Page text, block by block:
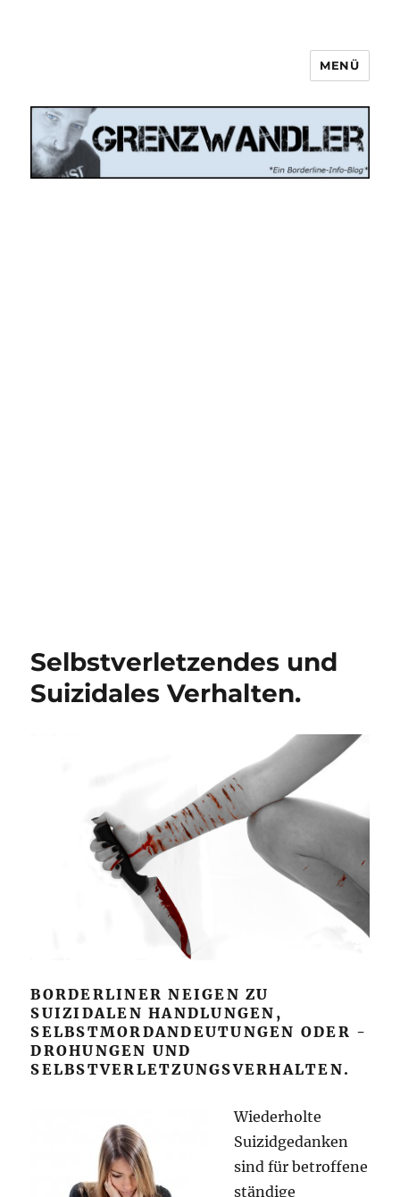
MENÜ
Selbstverletzendes und
Suizidales Verhalten.
BORDERLINER NEIGEN ZU
SUIZIDALEN HANDLUNGEN,
SELBSTMORDANDEUTUNGEN ODER -
DROHUNGEN UND
SELBSTVERLETZUNGSVERHALTEN.
Wiederholte
Suizidgedanken
sind für betroffene
ständige